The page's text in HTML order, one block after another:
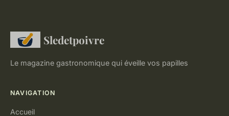
Sledetpoivre
Le magazine gastronomique qui éveille vos papilles
NAVIGATION
Accueil